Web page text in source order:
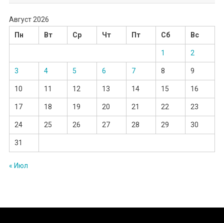
Август 2026
Пн
Вт Ср Чт Пт Сб Вс
1 2
3 4 5 6 7 8 9
10 11 12 13 14 15 16
17 18 19 20 21 22 23
24 25 26 27 28 29 30
31
« Июл